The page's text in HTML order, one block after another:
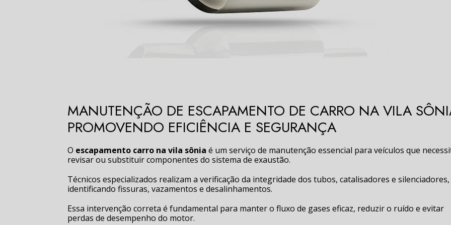
MANUTENÇÃO DE ESCAPAMENTO DE CARRO NA VILA
PROMOVENDO EFICIÊNCIA E SEGURANÇA
O escapamento carro na vila sônia é um serviço de manutenção essencial para veículos que
revisar ou substituir componentes do sistema de exaustão.
Técnicos especializados realizam a verificação da integridade dos tubos, catalisadores e silenciadores,
identificando fissuras, vazamentos e desalinhamentos.
Essa intervenção correta é fundamental para manter o fluxo de gases eficaz, reduzir o ruído e evitar
perdas de desempenho do motor.